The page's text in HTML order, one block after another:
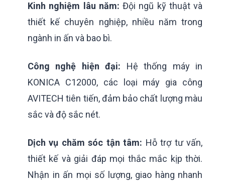
Kinh nghiệm lâu năm: Đội ngũ kỹ thuật và
thiết kế chuyên nghiệp, nhiều năm trong
ngành in ấn và bao bì.
Công nghệ hiện đại: Hệ thống máy in
KONICA C12000, các loại máy gia công
AVITECH tiên tiến, đảm bảo chất lượng màu
sắc và độ sắc nét.
Dịch vụ chăm sóc tận tâm: Hỗ trợ tư vấn,
thiết kế và giải đáp mọi thắc mắc kịp thời.
Nhận in ấn mọi số lượng, giao hàng nhanh